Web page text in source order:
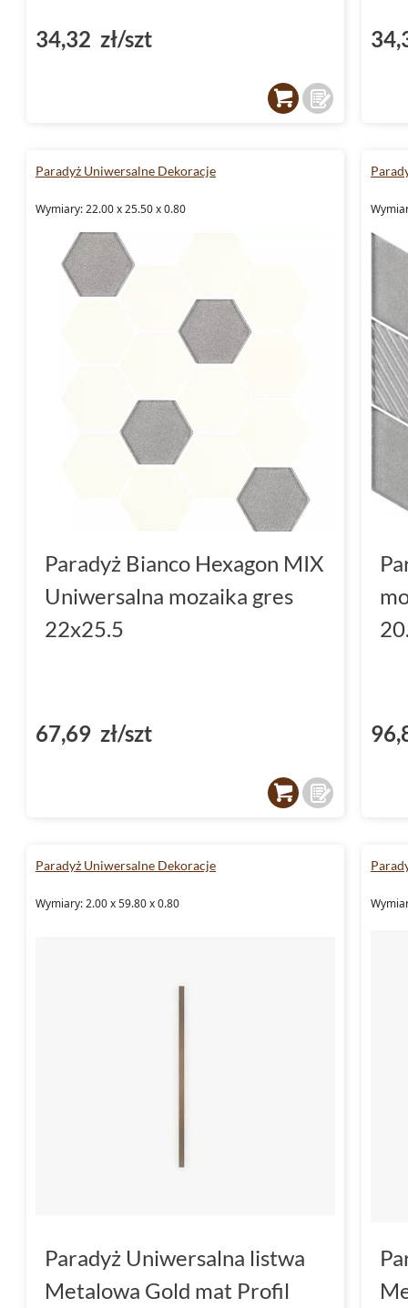
34,32 zł/szt
Paradyż Uniwersalne Dekoracje
Wymiary: 22.00 x 25.50 x 0.80
Paradyż Bianco Hexagon MIX
Uniwersalna mozaika gres
22x25.5
67,69 zł/szt
Paradyż Uniwersalne Dekoracje
Wymiary: 2.00 x 59.80 x 0.80
Paradyż Uniwersalna listwa
Metalowa Gold mat Profil